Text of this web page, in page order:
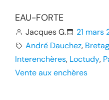
EAU-FORTE
Jacques G. 21 mars
André Dauchez,
Interenchères, Loctudy,
Vente aux enchères